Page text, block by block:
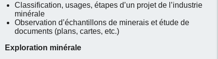
Classification, usages, étapes d’un projet de l’industrie
minérale
Observation d’échantillons de minerais et étude de
documents (plans, cartes, etc.)
Exploration minérale